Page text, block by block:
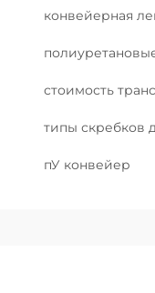
конвейерная
стоимость
типы скребков
пУ конвейер